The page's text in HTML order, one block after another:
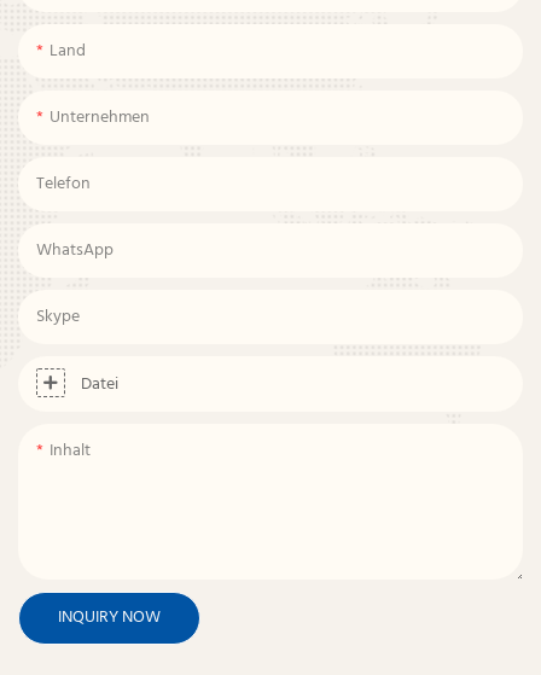
Land
Unternehmen
Telefon
WhatsApp
Skype
Datei
Inhalt
INQUIRY NOW